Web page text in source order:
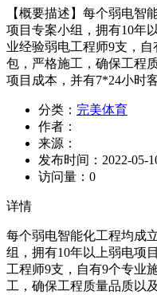
【概要描述】 每个弱电智
项目专案小组，拥有10年
业经验弱电工程师9支，
包，严格施工，确保工程
项目成本，并有7*24小时
分类： 完美体育
作者：
来源：
发布时间： 2022-05-
访问量： 0
详情
每个弱电智能化工程均成
组，拥有10年以上弱电项
工程师9支，自有9个专业
工，确保工程质量品质以